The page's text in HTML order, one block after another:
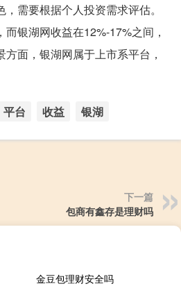
需要根据个人投资需求评估。
银湖网收益在12%-17%之间，
面，银湖网属于上市系平台，
平台 收益 银湖
下一篇
包商有鑫存是理财吗
金豆包理财安全吗